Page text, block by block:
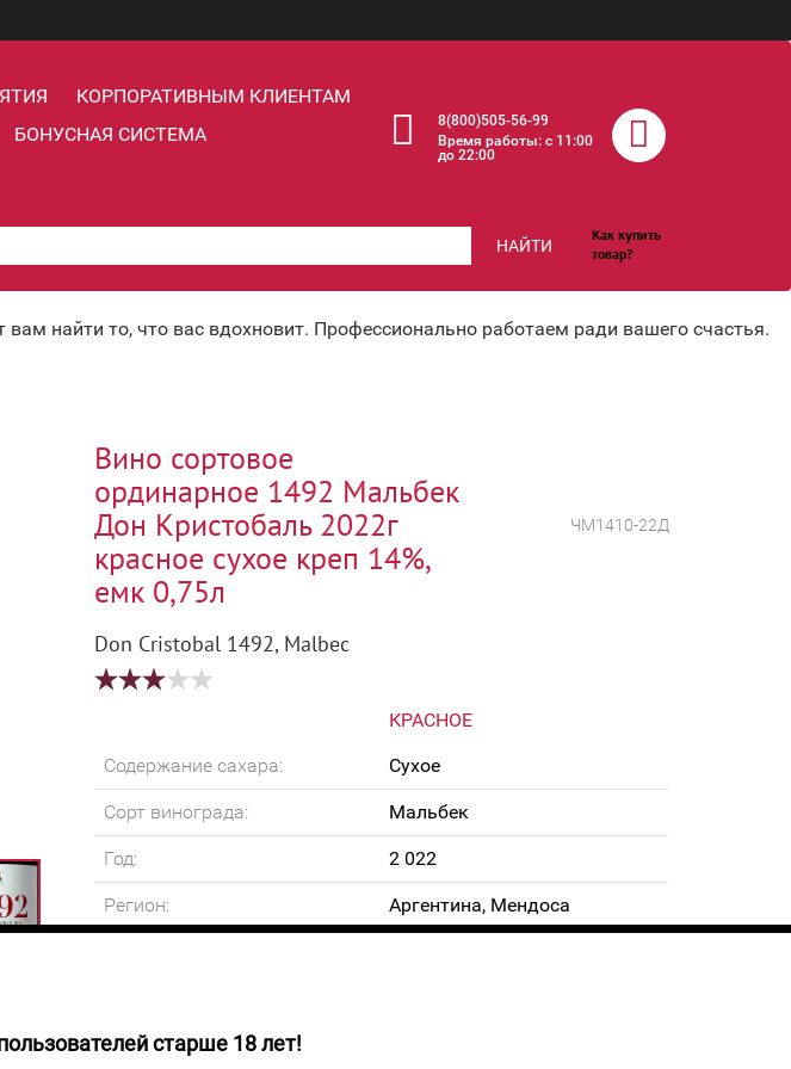
КОРПОРАТИВНЫМ КЛИЕНТАМ
БОНУСНАЯ СИСТЕМА
8(800)505-56-99
Время работы: c 11:00
до 22:00
НАЙТИ
Как купить
товар?
найти то, что вас вдохновит. Профессионально работаем ради вашего счастья.
Вино сортовое
ординарное 1492 Мальбек
Дон Кристобаль 2022г
красное сухое креп 14%,
емк 0,75л
ЧМ1410-22Д
Don Cristobal 1492, Malbec
КРАСНОЕ
Содержание сахара:
Сухое
Сорт винограда: Мальбек
Год: 2 022
Регион: Аргентина, Мендоса
Вино имеет насыщенный тёмно-красный цвет с фиолетовыми
старше 18 лет!